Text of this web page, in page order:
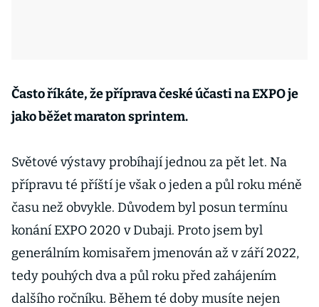
Často říkáte, že příprava české účasti na EXPO je
jako běžet maraton sprintem.
Světové výstavy probíhají jednou za pět let. Na
přípravu té příští je však o jeden a půl roku méně
času než obvykle. Důvodem byl posun termínu
konání EXPO 2020 v Dubaji. Proto jsem byl
generálním komisařem jmenován až v září 2022,
tedy pouhých dva a půl roku před zahájením
dalšího ročníku. Během té doby musíte nejen